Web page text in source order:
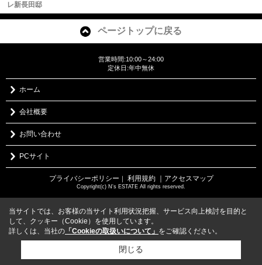
レ新長田邸
ページトップに戻る
営業時間:10:00～24:00
定休日:年中無休
ホーム
会社概要
お問い合わせ
PCサイト
プライバシーポリシー 利用規約 ｜アクセスマップ
Copyright(c) N's ESTATE All rights reserved.
当サイトでは、お客様の当サイト利用状況把握、サービス向上検討を目的と
して、クッキー（Cookie）を使用しています。
詳しくは、当社の 「Cookieの取扱いについて」 をご確認ください。
閉じる